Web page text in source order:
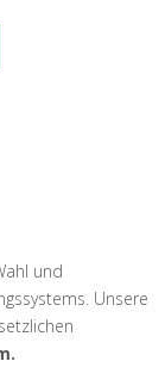
und
Unsere